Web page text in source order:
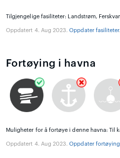
Tilgjengelige fasiliteter: Landstrøm,
Oppdatert 4. Aug 2023.Oppdater fasiliteter.
Fortøying i havna
Muligheter for å fortøye i denne havna: Til
Oppdatert 4. Aug 2023.Oppdater fortøying